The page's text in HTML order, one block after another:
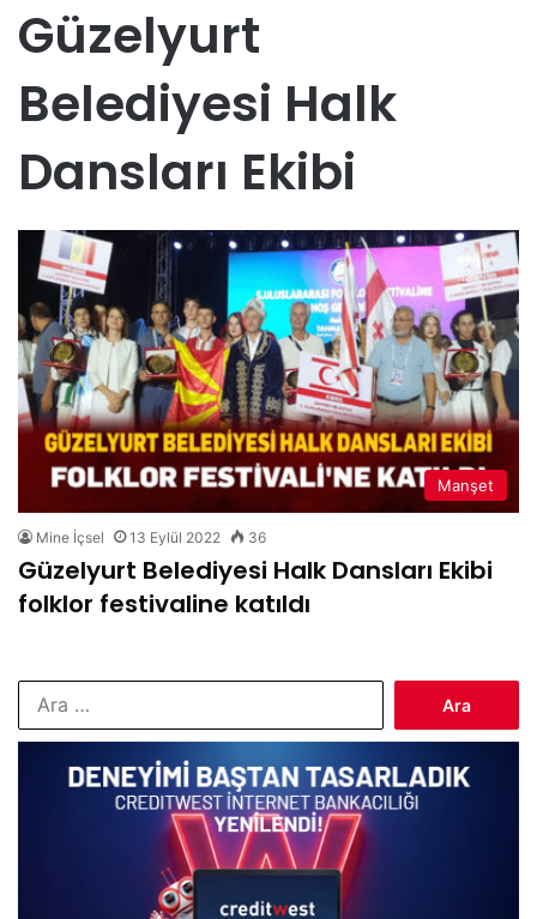
Güzelyurt
Belediyesi Halk
Dansları Ekibi
Manşet
Mine İçsel 13 Eylül 2022 36
Güzelyurt Belediyesi Halk Dansları Ekibi
folklor festivaline katıldı